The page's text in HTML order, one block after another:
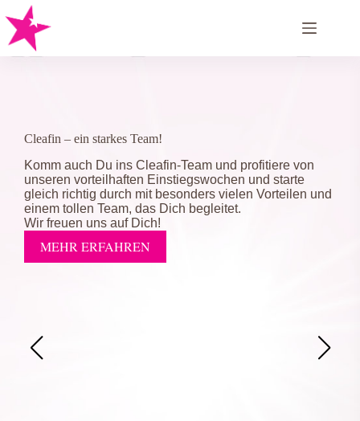
Inhalt
springen
Cleafin – ein starkes Team!
Komm auch Du ins Cleafin-Team und profitiere von
unseren vorteilhaften Einstiegswochen und starte
gleich richtig durch mit besonders vielen Vorteilen und
einem tollen Team, das Dich begleitet.
Wir freuen uns auf Dich!
MEHR ERFAHREN